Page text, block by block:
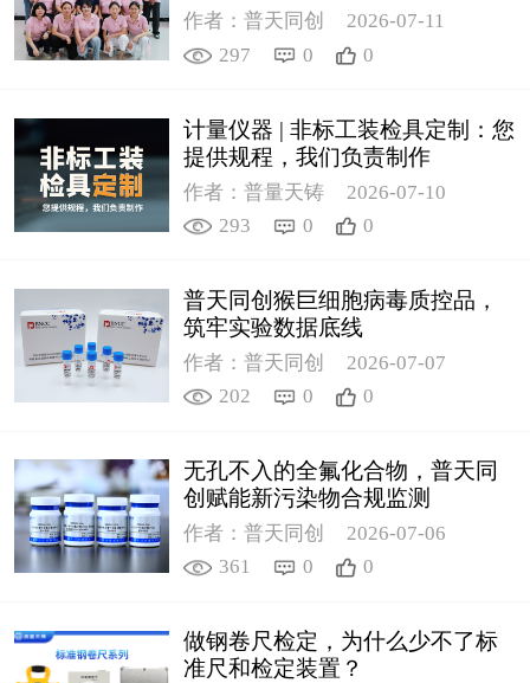
作者：普天同创
2026-07-11
297
0 0
计量仪器 | 非标工装检具定制：您
提供规程，我们负责制作
作者：普量天铸
2026-07-10
293
0 0
普天同创猴巨细胞病毒质控品，
筑牢实验数据底线
作者：普天同创
2026-07-07
202
0 0
无孔不入的全氟化合物，普天同
创赋能新污染物合规监测
作者：普天同创
2026-07-06
361
0 0
做钢卷尺检定，为什么少不了标
准尺和检定装置？